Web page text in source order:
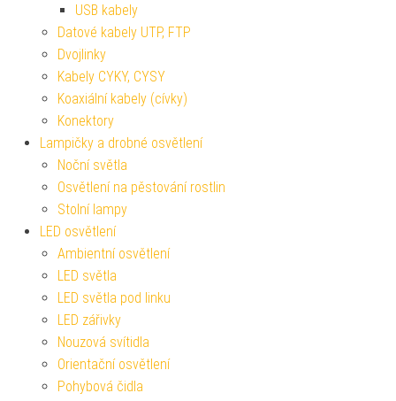
USB kabely
Datové kabely UTP, FTP
Dvojlinky
Kabely CYKY, CYSY
Koaxiální kabely (cívky)
Konektory
Lampičky a drobné osvětlení
Noční světla
Osvětlení na pěstování rostlin
Stolní lampy
LED osvětlení
Ambientní osvětlení
LED světla
LED světla pod linku
LED zářivky
Nouzová svítidla
Orientační osvětlení
Pohybová čidla